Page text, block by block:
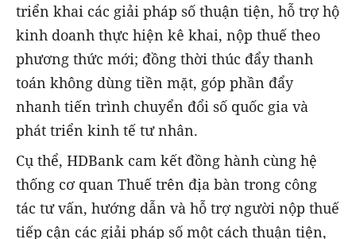
triển khai các giải pháp số thuận tiện, hỗ trợ hộ
kinh doanh thực hiện kê khai, nộp thuế theo
phương thức mới; đồng thời thúc đẩy thanh
toán không dùng tiền mặt, góp phần đẩy
nhanh tiến trình chuyển đổi số quốc gia và
phát triển kinh tế tư nhân.
Cụ thể, HDBank cam kết đồng hành cùng hệ
thống cơ quan Thuế trên địa bàn trong công
tác tư vấn, hướng dẫn và hỗ trợ người nộp thuế
tiếp cận các giải pháp số một cách thuận tiện,